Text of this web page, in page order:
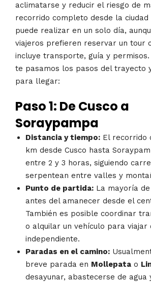
aclimatarse y reducir el riesgo de
recorrido completo desde la ciudad
puede realizar en un solo día,
viajeros prefieren reservar un tour
incluye transporte, guía y permisos.
te pasamos los pasos del trayecto
para llegar:
Paso 1: De Cusco a
Soraypampa
Distancia y tiempo: El recorrido
km desde Cusco hasta
entre 2 y 3 horas, siguiendo
serpentean entre valles y
Punto de partida: La mayoría
antes del amanecer desde el
También es posible coordinar
o alquilar un vehículo para viajar
independiente.
Paradas en el camino:
breve parada en Mollepata o
desayunar, abastecerse de agua